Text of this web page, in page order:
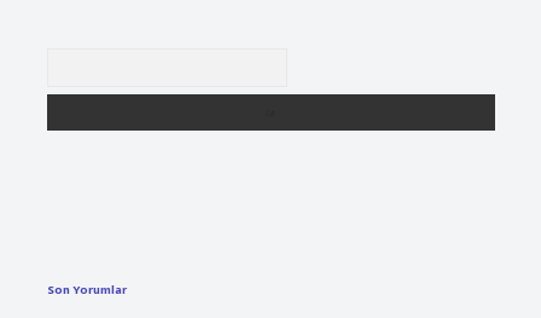
Son Yorumlar